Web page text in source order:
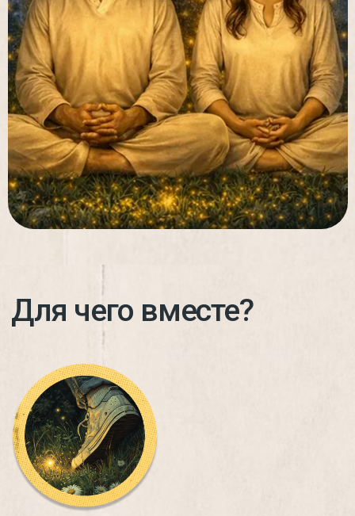
Вебинары
Вебинары от специалистов разных
направлений: психология,
саморегуляция, отношения
с близкими, личная
эффективность, творчество,
нутрициология и многое другое.
3−4 раза в месяц
Кто ведет?
Кто ведет?
Дада Садананда в
Неформальное общение и живое
участие Дады: вдохновляющие
сообщения и наблюдения из жизни
йогического монаха, ответы на
вопросы в чате, ежемесячные
коллективные медитации и
лекции. Дада делится своими
стихами, песнями и поддерживает
участников на пути регулярной
практики.